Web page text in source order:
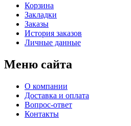
Корзина
Закладки
Заказы
История заказов
Личные данные
Меню сайта
О компании
Доставка и оплата
Вопрос-ответ
Контакты